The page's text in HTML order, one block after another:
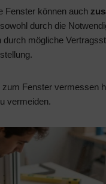
Fenster können auch
durch die
durch mögliche
zum Fenster vermessen
vermeiden.